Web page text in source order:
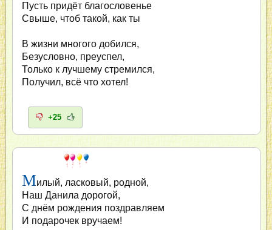
Пусть придёт благословенье
Свыше, чтоб такой, как ты
В жизни многого добился,
Безусловно, преуспел,
Только к лучшему стремился,
Получил, всё что хотел!
+25
Милый, ласковый, родной,
Наш Данила дорогой,
С днём рождения поздравляем
И подарочек вручаем!